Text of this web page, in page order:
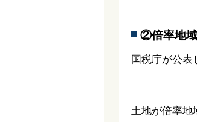
②倍率地
国税庁が公表
土地が倍率地